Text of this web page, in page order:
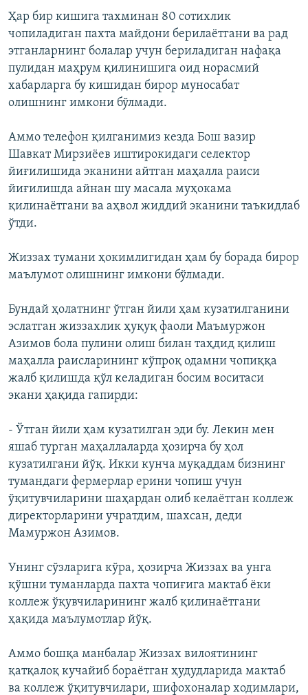
Ҳар бир кишига тахминан 80 сотихлик
чопиладиган пахта майдони берилаётгани ва рад
этганларнинг болалар учун бериладиган нафақа
пулидан маҳрум қилинишига оид норасмий
хабарларга бу кишидан бирор муносабат
олишнинг имкони бўлмади.
Аммо телефон қилганимиз кезда Бош вазир
Шавкат Мирзиёев иштирокидаги селектор
йиғилишида эканини айтган маҳалла раиси
йиғилишда айнан шу масала муҳокама
қилинаётгани ва аҳвол жиддий эканини таъкидлаб
ўтди.
Жиззах тумани ҳокимлигидан ҳам бу борада бирор
маълумот олишнинг имкони бўлмади.
Бундай ҳолатнинг ўтган йили ҳам кузатилганини
эслатган жиззахлик ҳуқуқ фаоли Маъмуржон
Азимов бола пулини олиш билан таҳдид қилиш
маҳалла раисларининг кўпроқ одамни чопиққа
жалб қилишда қўл келадиган босим воситаси
экани ҳақида гапирди:
- Ўтган йили ҳам кузатилган эди бу. Лекин мен
яшаб турган маҳаллаларда ҳозирча бу ҳол
кузатилгани йўқ. Икки кунча муқаддам бизнинг
тумандаги фермерлар ерини чопиш учун
ўқитувчиларини шаҳардан олиб келаётган коллеж
директорларини учратдим, шахсан, деди
Мамуржон Азимов.
Унинг сўзларига кўра, ҳозирча Жиззах ва унга
қўшни туманларда пахта чопиғига мактаб ёки
коллеж ўқувчиларининг жалб қилинаётгани
ҳақида маълумотлар йўқ.
Аммо бошқа манбалар Жиззах вилоятининг
қатқалоқ кучайиб бораётган ҳудудларида мактаб
ва коллеж ўқитувчилари, шифохоналар ходимлари,